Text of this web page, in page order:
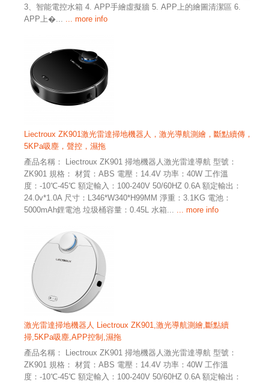
3、智能電控水箱 4. APP手繪虛擬牆 5. APP上的繪圖清潔區 6.
APP上�...
... more info
Liectroux ZK901激光雷達掃地機器人，激光導航測繪，斷點續傳，
5KPa吸塵，聲控，濕拖
產品名稱： Liectroux ZK901 掃地機器人激光雷達導航 型號：
ZK901 規格： 材質：ABS 電壓：14.4V 功率：40W 工作溫
度：-10℃-45℃ 額定輸入：100-240V 50/60HZ 0.6A 額定輸出：
24.0v*1.0A 尺寸：L346*W340*H99MM 淨重：3.1KG 電池：
5000mAh鋰電池 垃圾桶容量：0.45L 水箱...
... more info
激光雷達掃地機器人 Liectroux ZK901,激光導航測繪,斷點續
掃,5KPa吸塵,APP控制,濕拖
產品名稱： Liectroux ZK901 掃地機器人激光雷達導航 型號：
ZK901 規格： 材質：ABS 電壓：14.4V 功率：40W 工作溫
度：-10℃-45℃ 額定輸入：100-240V 50/60HZ 0.6A 額定輸出：